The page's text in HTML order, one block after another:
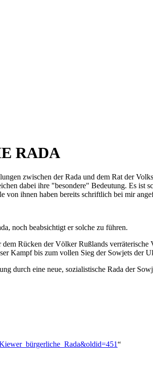
RADA
zwischen der Rada und dem Rat der
dabei ihre "besondere" Bedeutung. Es ist
ihnen haben bereits schriftlich bei mir
noch beabsichtigt er solche zu führen.
Rücken der Völker Rußlands
Kampf bis zum vollen Sieg der Sowjets der
durch eine neue, sozialistische Rada der
“